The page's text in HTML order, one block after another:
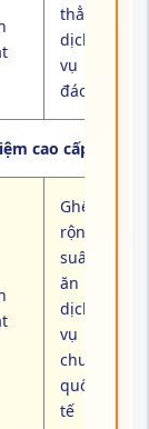
thẳng,
dịch
vụ chu
đáo
cao cấp
Ghế
rộng,
suất
ăn 5⭐,
dịch
vụ
chuẩn
quốc
tế